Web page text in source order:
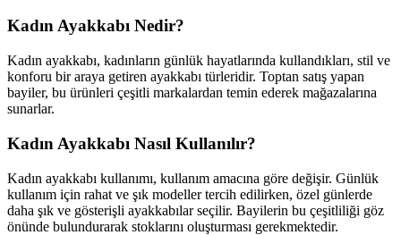
Kadın Ayakkabı Nedir?
Kadın ayakkabı, kadınların günlük hayatlarında kullandıkları, stil ve
konforu bir araya getiren ayakkabı türleridir. Toptan satış yapan
bayiler, bu ürünleri çeşitli markalardan temin ederek mağazalarına
sunarlar.
Kadın Ayakkabı Nasıl Kullanılır?
Kadın ayakkabı kullanımı, kullanım amacına göre değişir. Günlük
kullanım için rahat ve şık modeller tercih edilirken, özel günlerde
daha şık ve gösterişli ayakkabılar seçilir. Bayilerin bu çeşitliliği göz
önünde bulundurarak stoklarını oluşturması gerekmektedir.